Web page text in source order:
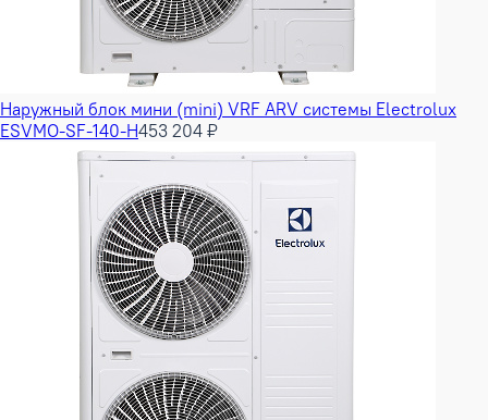
Наружный блок мини (mini) VRF ARV системы Electrolux
ESVMO-SF-140-H453 204 ₽